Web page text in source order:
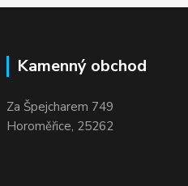
Kamenný obchod
Za Špejcharem 749
Horoměřice, 25262